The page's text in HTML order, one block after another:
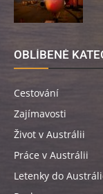
OBLÍBENÉ
Cestování
Zajímavosti
Život v Austrálii
Práce v Austrálii
Letenky do